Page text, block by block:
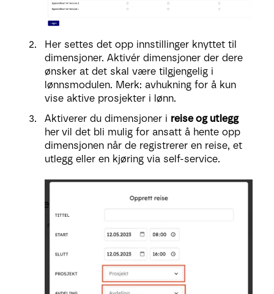
Her settes det opp innstillinger knyttet til
dimensjoner. Aktivér dimensjoner der dere
ønsker at det skal være tilgjengelig i
lønnsmodulen. Merk: avhukning for å kun
vise aktive prosjekter i lønn.
Aktiverer du dimensjoner i reise og utlegg
her vil det bli mulig for ansatt å hente opp
dimensjonen når de registrerer en reise, et
utlegg eller en kjøring via self-service.